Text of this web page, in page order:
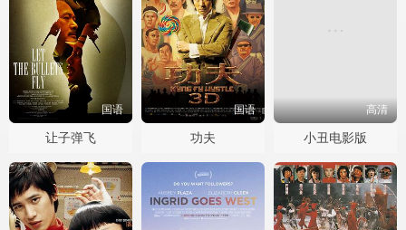
国语
让子弹飞
国语
功夫
高清
小丑电影版